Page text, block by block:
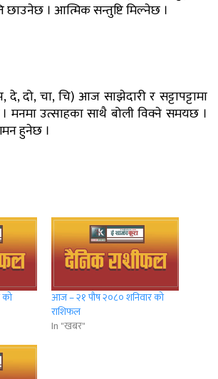
छाउनेछ । आत्मिक सन्तुष्टि मिल्नेछ ।
दो, चा, चि) आज साझेदारी र सट्टापट्टामा
मनमा उत्साहका साथै बोली विक्ने समयछ ।
हुनेछ ।
आज – २१ पौष २०८० शनिवार को
राशिफल
In "खबर"